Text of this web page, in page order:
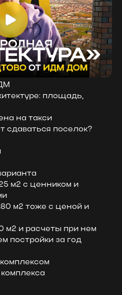
площадь,
на такси
сдаваться поселок?
м2 с ценником и
м2 тоже с ценой и
м2 и расчеты при нем
постройки за год